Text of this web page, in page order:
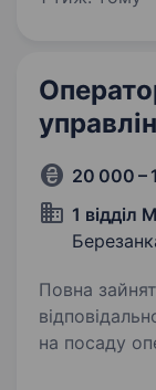
20 000 –
1 відділ
Повна зайнятість.
на посаду